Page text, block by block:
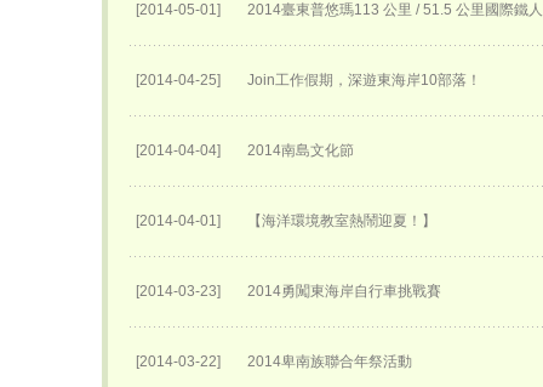
[2014-05-01] 2014臺東普悠瑪113 公里 / 51.5 公里國際鐵
[2014-04-25] Join工作假期，深遊東海岸10部落！
[2014-04-04] 2014南島文化節
[2014-04-01] 【海洋環境教室熱鬧迎夏！】
[2014-03-23] 2014勇闖東海岸自行車挑戰賽
[2014-03-22] 2014卑南族聯合年祭活動